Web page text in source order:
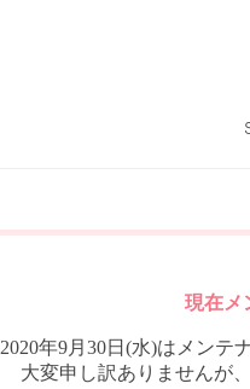
現在メ
2020年9月30日(水)はメンテ
大変申し訳ありませんが